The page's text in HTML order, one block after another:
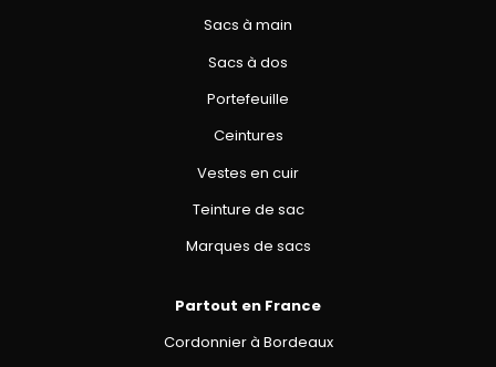
Sacs à main
Sacs à dos
Portefeuille
Ceintures
Vestes en cuir
Teinture de sac
Marques de sacs
Partout en France
Cordonnier à Bordeaux